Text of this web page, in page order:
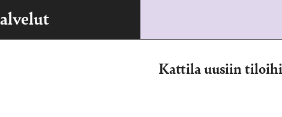
Kattila uusiin